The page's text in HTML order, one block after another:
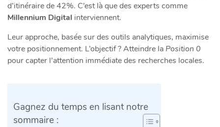
d’itinéraire de 42%. C’est là que des experts comme
Millennium Digital interviennent.
Leur approche, basée sur des outils analytiques, maximise
votre positionnement. L’objectif ? Atteindre la Position 0
pour capter l’attention immédiate des recherches locales.
Gagnez du temps en lisant notre
sommaire :